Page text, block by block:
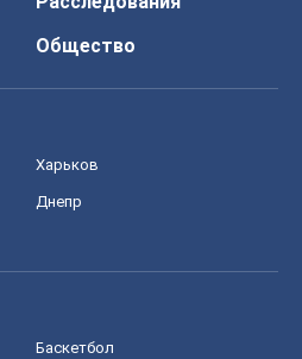
Общество
Харьков
Днепр
Баскетбол